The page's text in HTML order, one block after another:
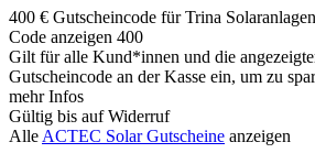
400 € Gutscheincode für Trina Solaranlagen
Code anzeigen 400
Gilt für alle Kund*innen und die
Gutscheincode an der Kasse ein, um zu
mehr Infos
Gültig bis auf Widerruf
Alle ACTEC Solar Gutscheine anzeigen